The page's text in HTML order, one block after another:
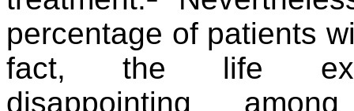
percentage of patients
fact, the life
disappointing